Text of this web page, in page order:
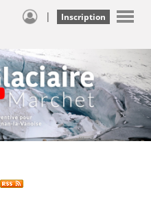
| Inscription